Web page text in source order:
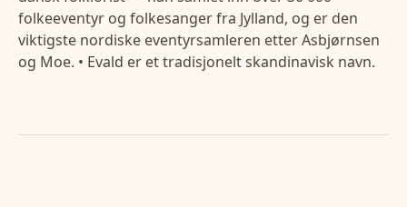
folkeeventyr og folkesanger fra Jylland, og er den
viktigste nordiske eventyrsamleren etter Asbjørnsen
og Moe. • Evald er et tradisjonelt skandinavisk navn.